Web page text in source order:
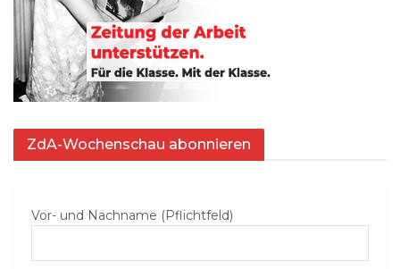
ZdA-Wochenschau abonnieren
Vor- und Nachname (Pflichtfeld)